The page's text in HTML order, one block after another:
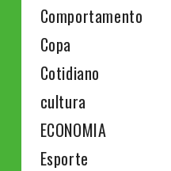
Comportamento
Copa
Cotidiano
cultura
ECONOMIA
Esporte